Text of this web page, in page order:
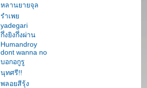
หลานยายจุล
รำเพ
yadegari
กึ่งยิงกึ่งผ่าน
Humandroy
dont wanna no
บอกอกูรู
นุทศรี!!
พลอยสีรุ้ง